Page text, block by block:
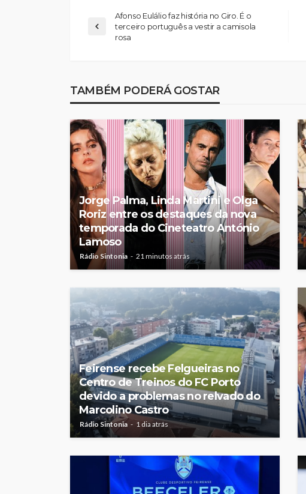
Afonso Eulálio faz história no Giro. É o
terceiro português a vestir a camisola
rosa
TAMBÉM PODERÁ GOSTAR
Jorge Palma, Linda Martini e Olga
Roriz entre os destaques da nova
temporada do Cineteatro António
Lamoso
Rádio Sintonia 21 minutos atrás
Feirense recebe Felgueiras no
Centro de Treinos do FC Porto
devido a problemas no relvado do
Marcolino Castro
Rádio Sintonia 1 dia atrás
Terra de Santa Maria”
Rádio Sintonia 1 dia atrás